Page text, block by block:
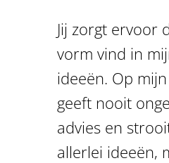
Jij zorgt ervoor
vorm vind in
ideeën. Op
geeft nooit
advies en
allerlei ideeën,